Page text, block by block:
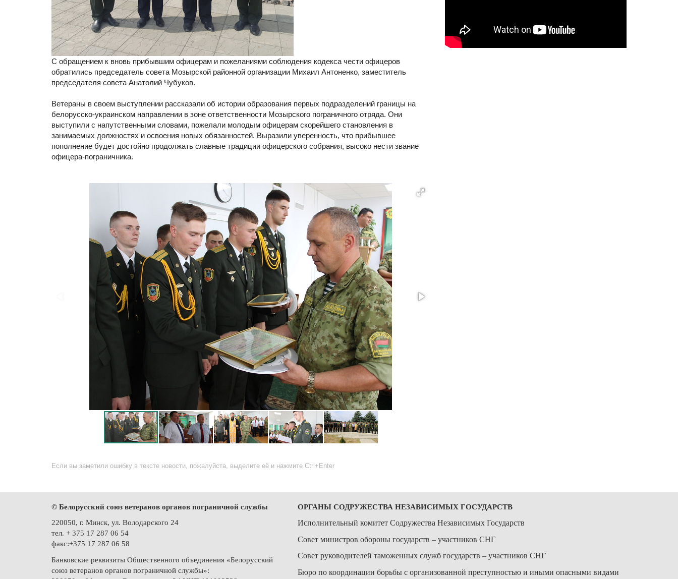
С обращением к вновь прибывшим офицерам и пожеланиями соблюдения кодекса чести офицеров
обратились председатель совета Мозырской районной организации Михаил Антоненко, заместитель
председателя совета Анатолий Чубуков.
Ветераны в своем выступлении рассказали об истории образования первых подразделений границы на
белорусско-украинском направлении в зоне ответственности Мозырского пограничного отряда. Они
выступили с напутственными словами, пожелали молодым офицерам скорейшего становления в
занимаемых должностях и освоения новых обязанностей. Выразили уверенность, что прибывшее
пополнение будет достойно продолжать славные традиции офицерского собрания, высоко нести звание
офицера-пограничника.
Если вы заметили ошибку в тексте новости, пожалуйста, выделите её и нажмите Ctrl+Enter
© Белорусский союз ветеранов органов пограничной службы
220050, г. Минск, ул. Володарского 24
тел. + 375 17 287 06 54
факс:+375 17 287 06 58
Банковские реквизиты Общественного объединения «Белорусский
союз ветеранов органов пограничной службы»:
ОРГАНЫ СОДРУЖЕСТВА НЕЗАВИСИМЫХ ГОСУДАРСТВ
Исполнительный комитет Содружества Независимых Государств
Совет министров обороны государств – участников СНГ
Совет руководителей таможенных служб государств – участников СНГ
Бюро по координации борьбы с организованной преступностью и иными опасными видами